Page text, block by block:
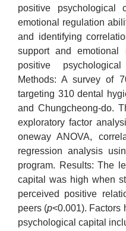
positive psychological
emotional regulation
and identifying
support and emotional
positive
Methods: A survey of
targeting 310 dental
and Chungcheong-do.
exploratory factor
oneway ANOVA,
regression analysis
program. Results: The
capital was high when
perceived positive
peers (p<0.001). Factors
psychological capital